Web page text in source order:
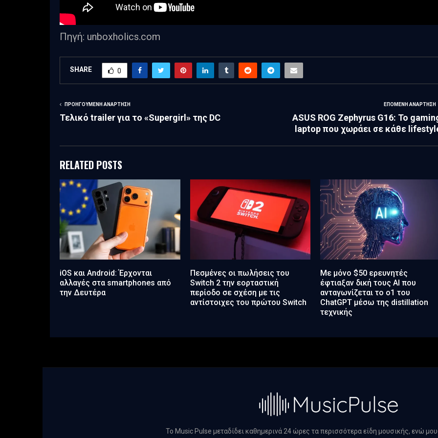
Πηγή: unboxholics.com
SHARE 0
ΠΡΟΗΓΟΎΜΕΝΗ ΑΝΆΡΤΗΣΗ
Τελικό trailer για το «Supergirl» της DC
ΕΠΌΜΕΝΗ ΑΝΆΡΤΗΣΗ
ASUS ROG Zephyrus G16: Το
laptop που χωράει σε κάθε
RELATED POSTS
iOS και Android: Έρχονται
αλλαγές στα smartphones από
την Δευτέρα
Πεσμένες οι πωλήσεις του
Switch 2 την εορταστική
περίοδο σε σχέση με τις
αντίστοιχες του πρώτου Switch
Με μόνο $50 ερευνητές
έφτιαξαν δική τους AI που
ανταγωνίζεται το o1 του
ChatGPT μέσω της distillation
τεχνικής
Το Music Pulse μεταδίδει καθημερινά 24 ώρες τα περισσότερα είδη μουσικής, ενώ